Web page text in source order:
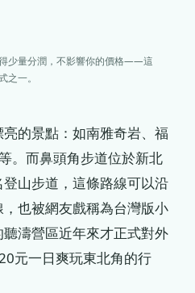
少量分潤，不影響你的價格——這
之一。
的景點：如南雅奇岩、福
。而鼻頭角步道位於新北
山步道，這條路線可以沿
也被網友戲稱為台灣版小
濤營區近年來才正式對外
元一日爽玩東北角的行